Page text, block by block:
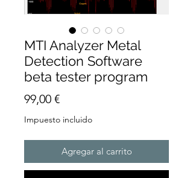
MTI Analyzer Metal
Detection Software
beta tester program
99,00 €Precio
Impuesto incluido
Agregar al carrito